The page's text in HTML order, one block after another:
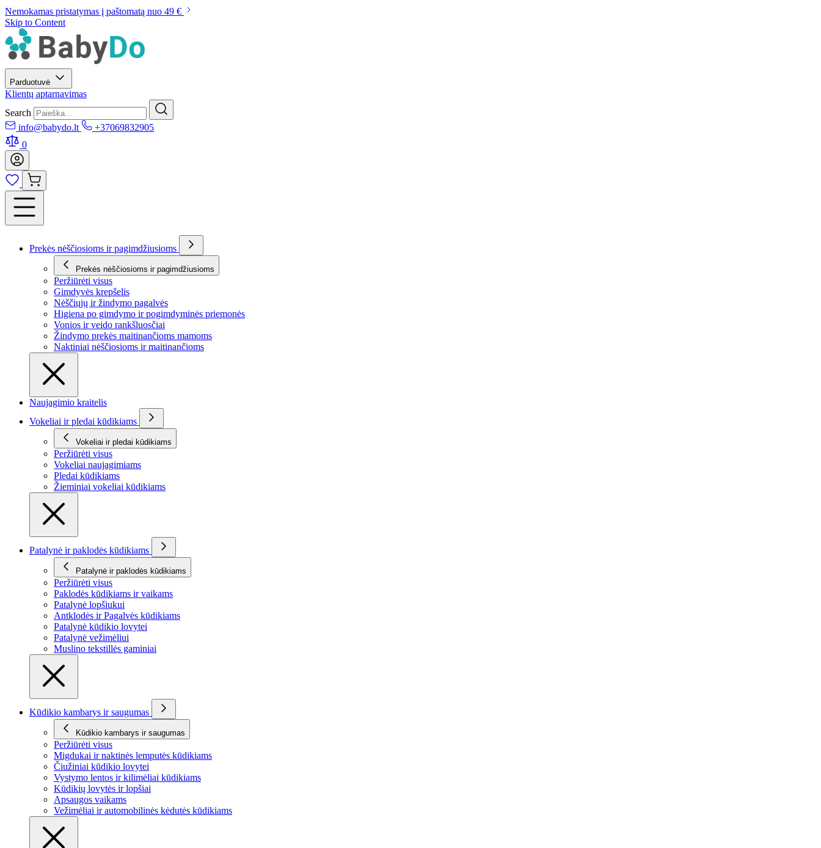
Nemokamas pristatymas į paštomatą nuo 49 €
Skip to Content
Parduotuvė
Klientų aptarnavimas
Search
info@babydo.lt
+37069832905
0
Prekės nėščiosioms ir pagimdžiusioms
Prekės nėščiosioms ir pagimdžiusioms
Peržiūrėti visus
Gimdyvės krepšelis
Nėščiųjų ir žindymo pagalvės
Higiena po gimdymo ir pogimdyminės priemonės
Vonios ir veido rankšluosčiai
Žindymo prekės maitinančioms mamoms
Naktiniai nėščiosioms ir maitinančioms
Naujagimio kraitelis
Vokeliai ir pledai kūdikiams
Vokeliai ir pledai kūdikiams
Peržiūrėti visus
Vokeliai naujagimiams
Pledai kūdikiams
Žieminiai vokeliai kūdikiams
Patalynė ir paklodės kūdikiams
Patalynė ir paklodės kūdikiams
Peržiūrėti visus
Paklodės kūdikiams ir vaikams
Patalynė lopšiukui
Antklodės ir Pagalvės kūdikiams
Patalynė kūdikio lovytei
Patalynė vežimėliui
Muslino tekstillės gaminiai
Kūdikio kambarys ir saugumas
Kūdikio kambarys ir saugumas
Peržiūrėti visus
Migdukai ir naktinės lemputės kūdikiams
Čiužiniai kūdikio lovytei
Vystymo lentos ir kilimėliai kūdikiams
Kūdikių lovytės ir lopšiai
Apsaugos vaikams
Vežimėliai ir automobilinės kėdutės kūdikiams